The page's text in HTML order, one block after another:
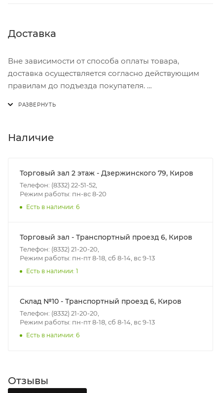
Доставка
Вне зависимости от способа оплаты товара,
доставка осуществляется согласно действующим
правилам до подъезда покупателя.
В субботу с 8:00 до 15:00
- зоны доставки;
- веса и габаритов товаров в заказе;
- количества торговых точек для погрузки товаров.
(перекрестки улиц):
• Дзержинского - Жуковского
• Ленина - 65 лет победы
• Московская - Ульяновская
• Чистопрудненская - Украинская
• Щорса – Ульяновская
Доставка в Нововятский р-он, Коминтерн, Костино и
Наличие
Торговый зал 2 этаж - Дзержинского 79, Киров
Телефон: (8332) 22-51-52,
Режим работы: пн-вс 8-20
Есть в наличии: 6
Торговый зал - Транспортный проезд 6, Киров
Телефон: (8332) 21-20-20,
Режим работы: пн-пт 8-18, сб 8-14, вс 9-13
Есть в наличии: 1
Склад №10 - Транспортный проезд 6, Киров
Телефон: (8332) 21-20-20,
Режим работы: пн-пт 8-18, сб 8-14, вс 9-13
Есть в наличии: 6
Отзывы